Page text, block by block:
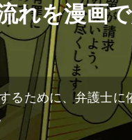
れを漫画
るために、弁護士に